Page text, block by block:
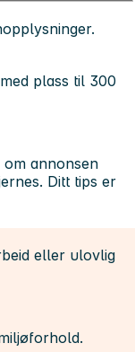
plass til 300
annonsen
Ditt tips er
eller ulovlig